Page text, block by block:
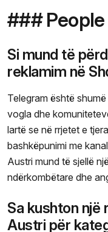
###
Si mund të
reklamim në
Telegram është
vogla dhe
lartë se në rrjetet e
bashkëpunimi me
Austri mund të sjellë
ndërkombëtare dhe
Sa kushton një
Austri për